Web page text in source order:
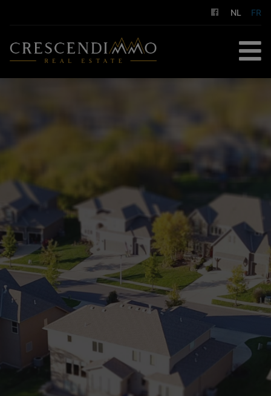
NL FR
NOS SERVICES
A PROPOS DE NOUS
CONTACT
ESTIMATION GRATUITE
+32 (0) 2 660 50 50
Bruxelles Sud
Sambreville